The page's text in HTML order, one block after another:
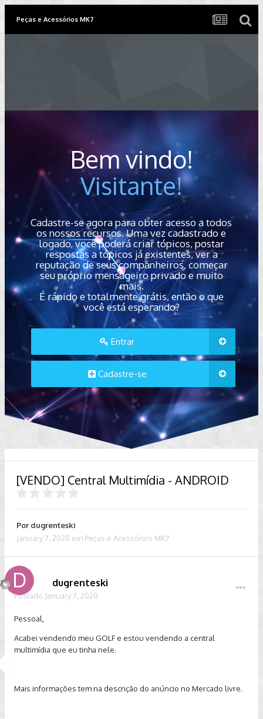
Peças e Acessórios MK7
Bem vindo!
Visitante!
Cadastre-se agora para obter acesso a todos
os nossos recursos. Uma vez cadastrado e
logado, você poderá criar tópicos, postar
respostas a tópicos já existentes, ver a
reputação de seus companheiros, começar
seu próprio mensageiro privado e muito
mais.
É rápido e totalmente grátis, então o que
você está esperando?
Entrar
Cadastre-se
[VENDO] Central Multimídia - ANDROID
Por dugrenteski
January 7, 2020 em Peças e Acessórios MK7
dugrenteski
Postado January 7, 2020
Pessoal,
Acabei vendendo meu GOLF e estou vendendo a central
multimídia que eu tinha nele.
Mais informações tem na descrição do anúncio no Mercado livre.